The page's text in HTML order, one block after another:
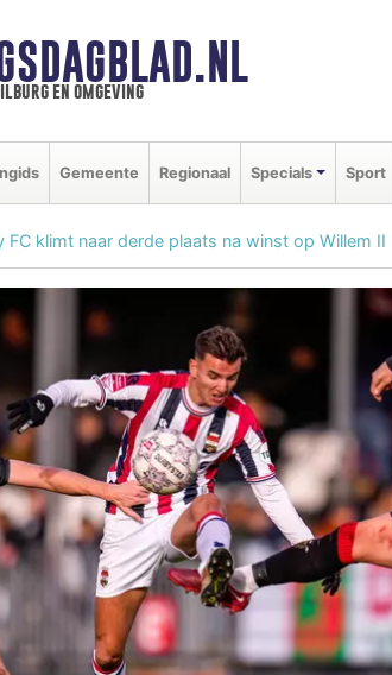
en omgeving
Gemeente Regionaal Specials Sport
FC klimt naar derde plaats na winst op Willem II